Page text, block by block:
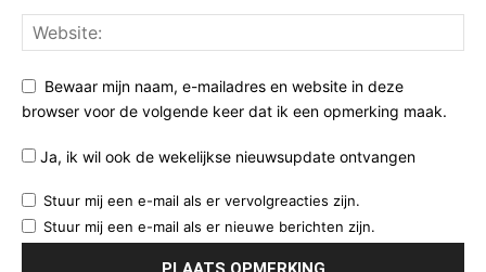
Bewaar mijn naam, e-mailadres en website in deze
browser voor de volgende keer dat ik een opmerking maak.
Ja, ik wil ook de wekelijkse nieuwsupdate ontvangen
Stuur mij een e-mail als er vervolgreacties zijn.
Stuur mij een e-mail als er nieuwe berichten zijn.